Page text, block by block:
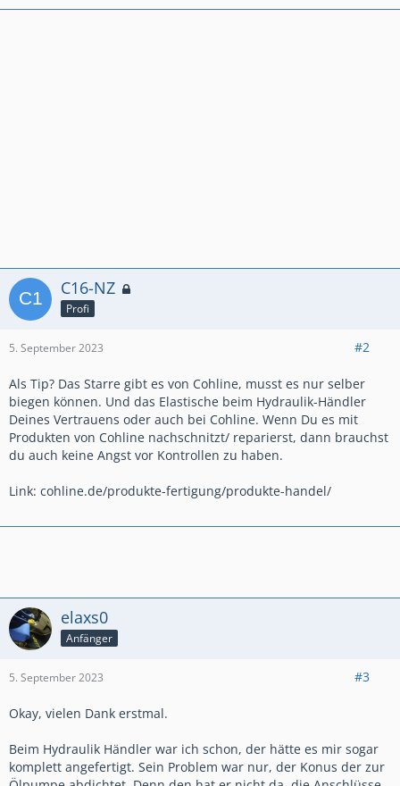
C16-NZ
Profi
5. September 2023 #2
Als Tip? Das Starre gibt es von Cohline, musst es nur selber
biegen können. Und das Elastische beim Hydraulik-Händler
Deines Vertrauens oder auch bei Cohline. Wenn Du es mit
Produkten von Cohline nachschnitzt/ reparierst, dann brauchst
du auch keine Angst vor Kontrollen zu haben.
Link: cohline.de/produkte-fertigung/produkte-handel/
elaxs0
Anfänger
5. September 2023 #3
Okay, vielen Dank erstmal.
Beim Hydraulik Händler war ich schon, der hätte es mir sogar
komplett angefertigt. Sein Problem war nur, der Konus der zur